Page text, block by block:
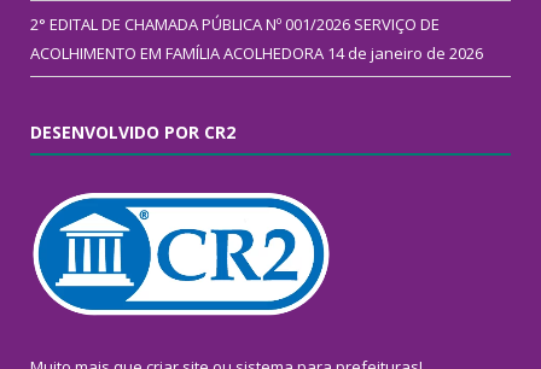
2° EDITAL DE CHAMADA PÚBLICA Nº 001/2026 SERVIÇO DE
ACOLHIMENTO EM FAMÍLIA ACOLHEDORA 14 de janeiro de 2026
DESENVOLVIDO POR CR2